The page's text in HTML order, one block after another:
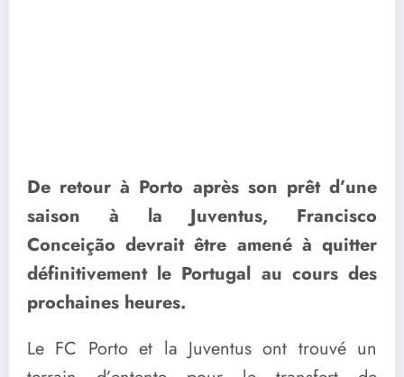
De retour à Porto après son prêt d’une
saison à la Juventus, Francisco
Conceição devrait être amené à quitter
définitivement le Portugal au cours des
prochaines heures.
Le FC Porto et la Juventus ont trouvé un